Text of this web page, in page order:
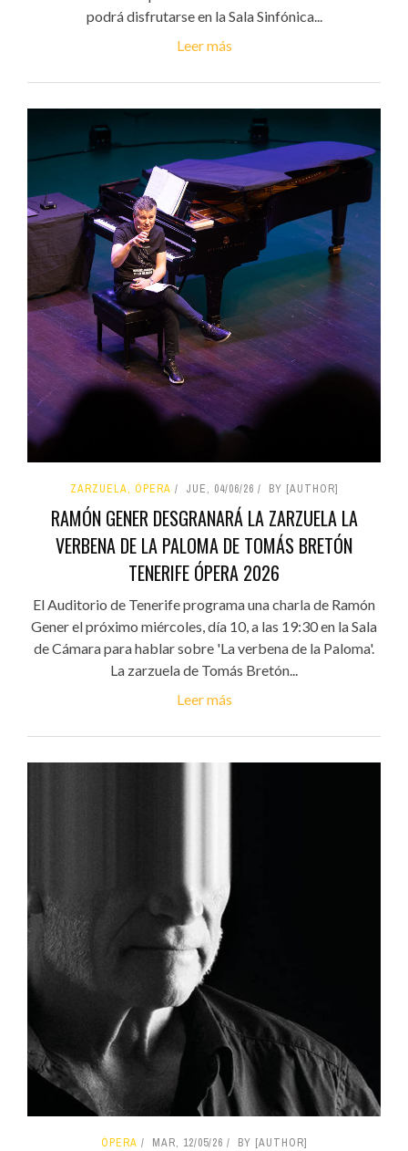
podrá disfrutarse en la Sala Sinfónica...
Leer más
ZARZUELA, ÓPERA JUE, 04/06/26 BY [AUTHOR]
RAMÓN GENER DESGRANARÁ LA ZARZUELA LA
VERBENA DE LA PALOMA DE TOMÁS BRETÓN
TENERIFE ÓPERA 2026
El Auditorio de Tenerife programa una charla de Ramón
Gener el próximo miércoles, día 10, a las 19:30 en la Sala
de Cámara para hablar sobre 'La verbena de la Paloma'.
La zarzuela de Tomás Bretón...
Leer más
ÓPERA MAR, 12/05/26 BY [AUTHOR]